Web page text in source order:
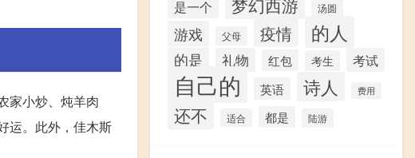
家小炒、炖羊肉
运。此外，佳木斯
是一个 汤圆
游戏 父母 疫情 的人
的是 礼物 红包 考生 考试
自己的 英语 诗人 费用
还不 适合 都是 陆游